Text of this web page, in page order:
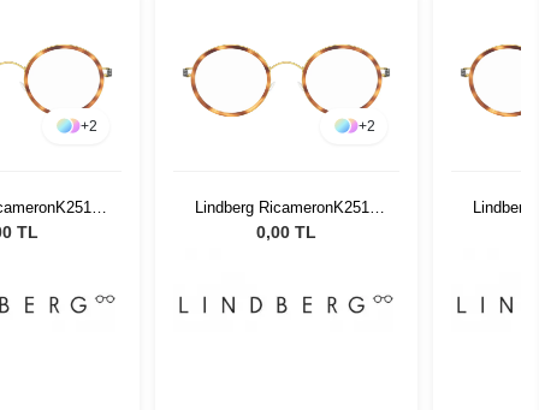
+2
135
TL
+2
Lindberg RicameronK2510
46 135
0,00 TL
Lindberg